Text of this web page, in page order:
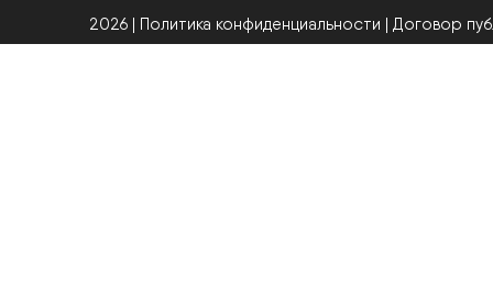
2026 | Политика конфиденциальности | Договор